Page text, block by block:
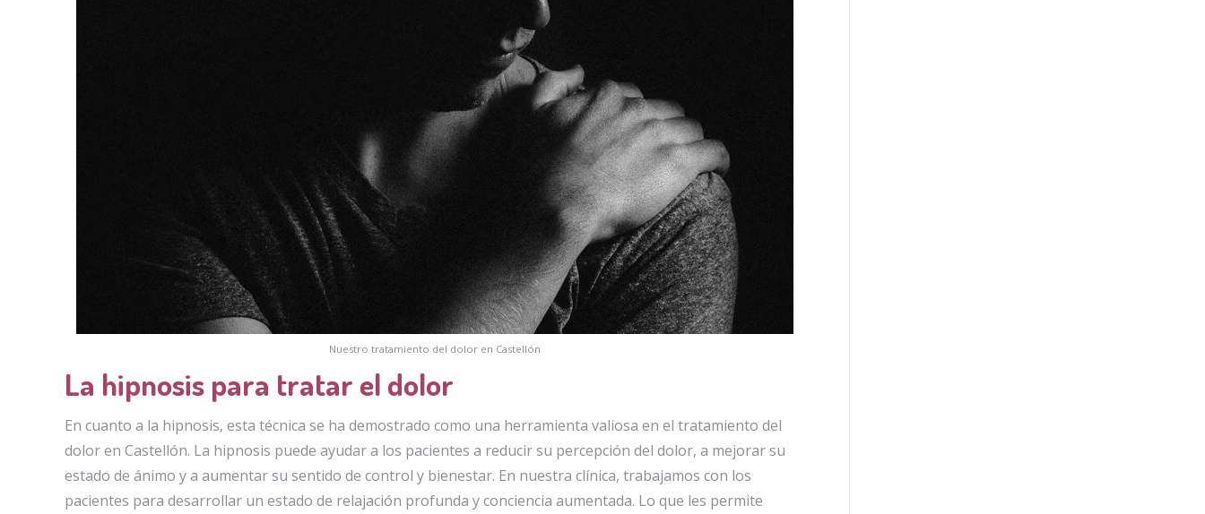
Nuestro tratamiento del dolor en Castellón
La hipnosis para tratar el dolor
En cuanto a la hipnosis, esta técnica se ha demostrado como una herramienta valiosa en el tratamiento del
dolor en Castellón. La hipnosis puede ayudar a los pacientes a reducir su percepción del dolor, a mejorar su
estado de ánimo y a aumentar su sentido de control y bienestar. En nuestra clínica, trabajamos con los
pacientes para desarrollar un estado de relajación profunda y conciencia aumentada. Lo que les permite